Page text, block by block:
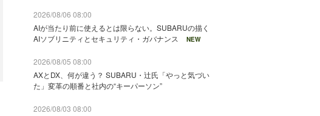
2026/08/06 08:00
AIが当たり前に使えるとは限らない。SUBARUの描く
AIソブリニティとセキュリティ・ガバナンス
NEW
2026/08/05 08:00
AXとDX、何が違う？ SUBARU・辻氏「やっと気づい
た」変革の順番と社内の“キーパーソン”
2026/08/03 08:00